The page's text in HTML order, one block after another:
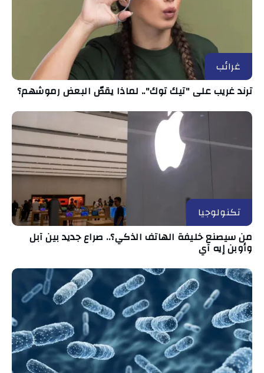
غرائب
ترند غريب على "تيك توك".. لماذا يقصّ البعض رموشهم؟
تكنولوجيا
من سيصنع خليفة الهاتف الذكي؟.. صراع جديد بين آبل
وأوبن إيه آي